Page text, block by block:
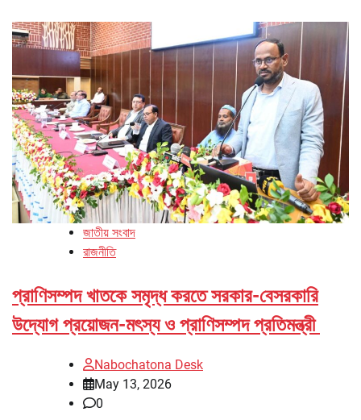
জাতীয় সংবাদ
রাজনীতি
প্রাণিসম্পদ খাতকে সমৃদ্ধ করতে সরকার-বেসরকারি
উদ্যোগ প্রয়োজন-মৎস্য ও প্রাণিসম্পদ প্রতিমন্ত্রী
Nabochatona Desk
May 13, 2026
0